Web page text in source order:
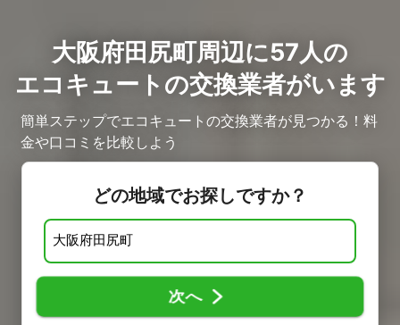
大阪府田尻町周辺に57人の
エコキュートの交換業者がいます
簡単ステップでエコキュートの交換業者が見つかる！料
金や口コミを比較しよう
どの地域でお探しですか？
次へ